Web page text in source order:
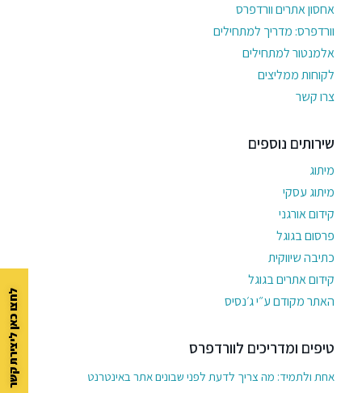
אחסון אתרים וורדפרס
וורדפרס: מדריך למתחילים
אלמנטור למתחילים
לקוחות ממליצים
צרו קשר
שירותים נוספים
מיתוג
מיתוג עסקי
קידום אורגני
פרסום בגוגל
כתיבה שיווקית
קידום אתרים בגוגל
האתר מקודם ע״י ג׳נסיס
טיפים ומדריכים לוורדפרס
אחת ולתמיד: מה צריך לדעת לפני שבונים אתר באינטרנט
לחצו כאן ליצירת קשר